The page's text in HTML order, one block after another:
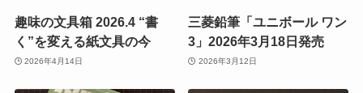
趣味の文具箱 2026.4 “書
く”を変える紙文具の今
2026年4月14日
三菱鉛筆「ユニボール ワン
3」2026年3月18日発売
2026年3月12日